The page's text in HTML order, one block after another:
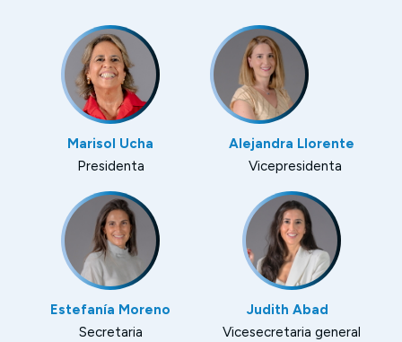
Marisol Ucha
Presidenta
Alejandra Llorente
Vicepresidenta
Estefanía Moreno
Secretaria
Judith Abad
Vicesecretaria general